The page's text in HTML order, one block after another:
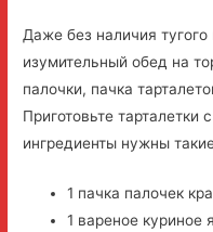
Даже без наличия
изумительный обед на
палочки, пачка
Приготовьте тарталетки
ингредиенты нужны
1 пачка палочек
1 вареное куриное